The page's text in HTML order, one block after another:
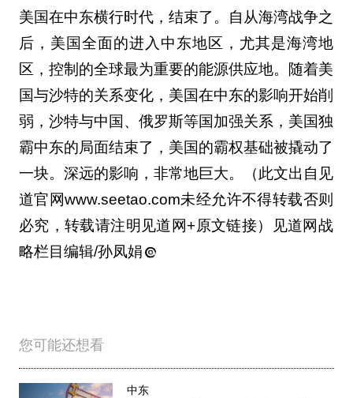
美国在中东横行时代，结束了。自从海湾战争之
后，美国全面的进入中东地区，尤其是海湾地
区，控制的全球最为重要的能源供应地。随着美
国与沙特的关系变化，美国在中东的影响开始削
弱，沙特与中国、俄罗斯等国加强关系，美国独
霸中东的局面结束了，美国的霸权基础被撬动了
一块。深远的影响，非常地巨大。（此文出自见
道官网www.seetao.com未经允许不得转载否则
必究，转载请注明见道网+原文链接）见道网战
略栏目编辑/孙凤娟
您可能还想看
中东